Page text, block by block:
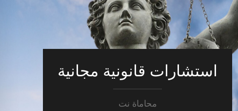
استشارات قانونية مجانية
محاماة نت